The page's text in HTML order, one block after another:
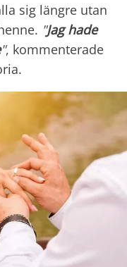
sig längre utan
"Jag hade
", kommenterade